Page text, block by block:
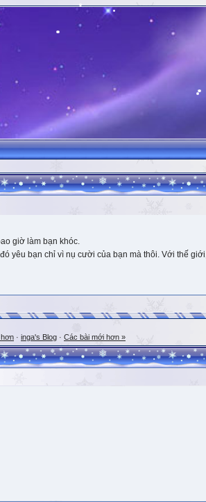
giờ làm bạn khóc.
yêu bạn chỉ vì nụ cười của bạn mà thôi. Với thế
· inga's Blog · Các bài mới hơn »